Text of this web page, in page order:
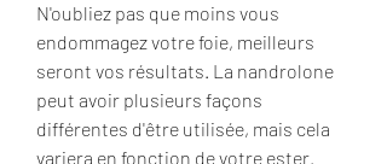
N'oubliez pas que moins vous
endommagez votre foie, meilleurs
seront vos résultats. La nandrolone
peut avoir plusieurs façons
différentes d'être utilisée, mais cela
variera en fonction de votre ester.